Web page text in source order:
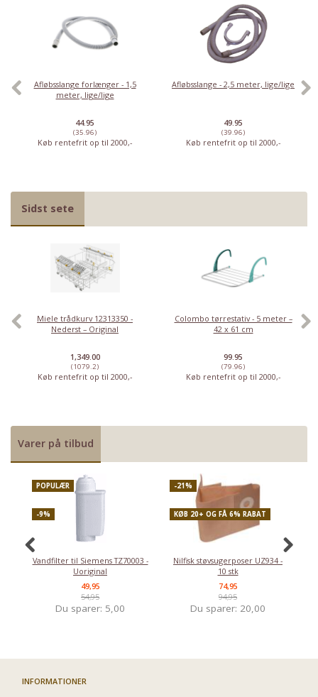
Afløbsslange forlænger - 1,5
meter, lige/lige
44.95
(35.96)
Køb rentefrit op til 2000,-
Afløbsslange - 2,5 meter, lige/lige
49.95
(39.96)
Køb rentefrit op til 2000,-
Sidst sete
Miele trådkurv 12313350 -
Nederst – Original
1,349.00
(1079.2)
Køb rentefrit op til 2000,-
Colombo tørrestativ - 5 meter –
42 x 61 cm
99.95
(79.96)
Køb rentefrit op til 2000,-
Varer på tilbud
POPULÆR
-9%
Vandfilter til Siemens TZ70003 -
Uoriginal
49,95
54,95
Du sparer: 5,00
-21%
KØB 20+ OG FÅ 6% RABAT
Nilfisk støvsugerposer UZ934 -
10 stk
74,95
94,95
Du sparer: 20,00
INFORMATIONER